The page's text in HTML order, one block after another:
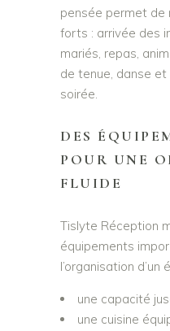
pensée permet de
forts : arrivée des
mariés, repas,
de tenue, danse
soirée.
DES
POUR UNE
FLUIDE
Tislyte Réception
équipements
l’organisation d’un
une capacité
une cuisine